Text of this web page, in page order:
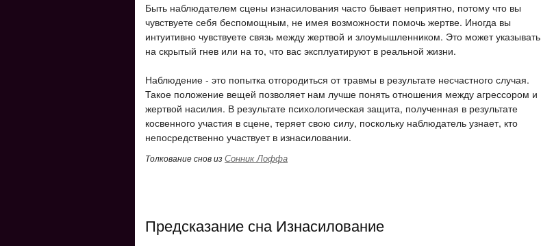
Быть наблюдателем сцены изнасилования часто бывает неприятно, потому что вы
чувствуете себя беспомощным, не имея возможности помочь жертве. Иногда вы
интуитивно чувствуете связь между жертвой и злоумышленником. Это может указывать
на скрытый гнев или на то, что вас эксплуатируют в реальной жизни.
Наблюдение - это попытка отгородиться от травмы в результате несчастного случая.
Такое положение вещей позволяет нам лучше понять отношения между агрессором и
жертвой насилия. В результате психологическая защита, полученная в результате
косвенного участия в сцене, теряет свою силу, поскольку наблюдатель узнает, кто
непосредственно участвует в изнасиловании.
Толкование снов изСонник Лоффа
Предсказание сна Изнасилование